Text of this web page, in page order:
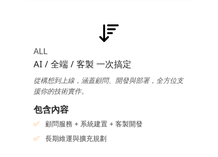
ALL
AI / 全端 / 客製 一次搞定
從構想到上線，涵蓋顧問、開發與部署，全方位支
援你的技術實作。
包含內容
顧問服務 + 系統建置 + 客製開發
長期維運與擴充規劃